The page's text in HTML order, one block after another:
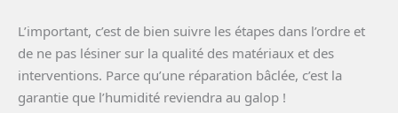
L’important, c’est de bien suivre les étapes dans l’ordre et
de ne pas lésiner sur la qualité des matériaux et des
interventions. Parce qu’une réparation bâclée, c’est la
garantie que l’humidité reviendra au galop !